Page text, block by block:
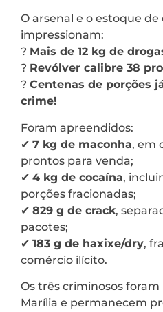
O arsenal e o estoque
impressionam:
? Mais de 12 kg de
? Revólver calibre 38
? Centenas de porções
crime!
Foram apreendidos:
✔ 7 kg de maconha, em
prontos para venda;
✔ 4 kg de cocaína,
porções fracionadas;
✔ 829 g de crack,
pacotes;
✔ 183 g de haxixe/dry,
comércio ilícito.
Os três criminosos foram
Marília e permanecem